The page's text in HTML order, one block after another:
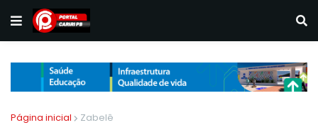
Página inicial Zabelê